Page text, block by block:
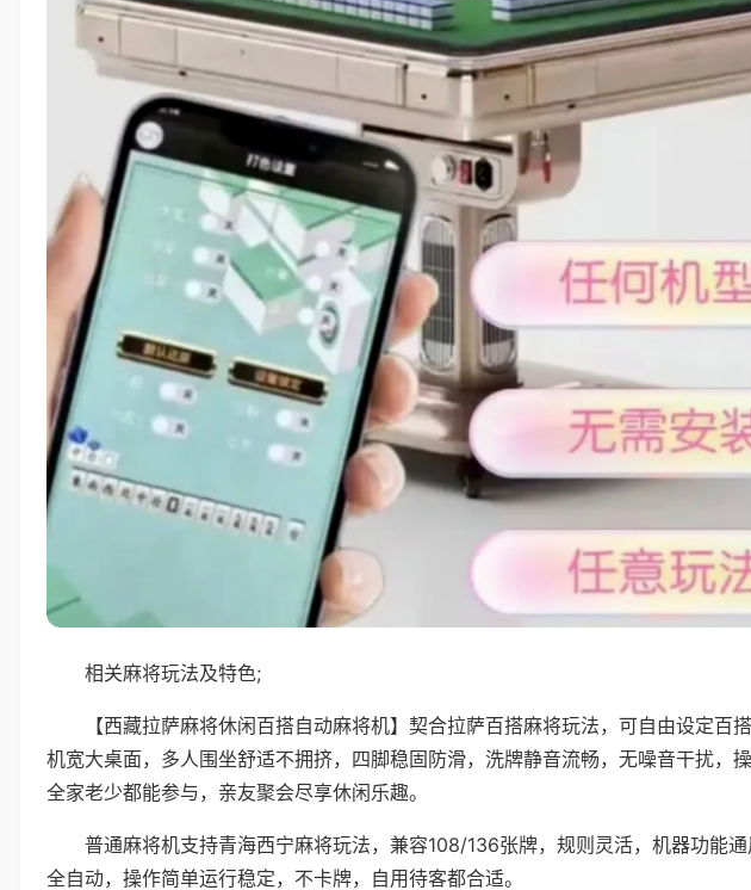
相关麻将玩法及特色;
【西藏拉萨麻将休闲百搭自动麻将机】契合拉萨百搭麻将玩法，可自由设定百
机宽大桌面，多人围坐舒适不拥挤，四脚稳固防滑，洗牌静音流畅，无噪音干扰，操
全家老少都能参与，亲友聚会尽享休闲乐趣。
普通麻将机支持青海西宁麻将玩法，兼容108/136张牌，规则灵活，机器功能
全自动，操作简单运行稳定，不卡牌，自用待客都合适。